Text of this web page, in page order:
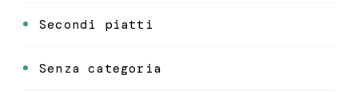
Secondi piatti
Senza categoria